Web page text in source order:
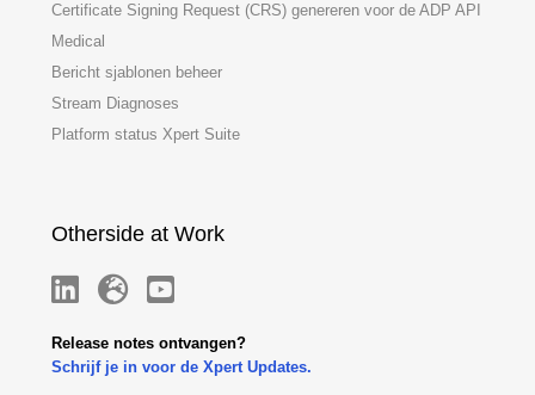
Certificate Signing Request (CRS) genereren voor de ADP API
Medical
Bericht sjablonen beheer
Stream Diagnoses
Platform status Xpert Suite
Otherside at Work
Release notes ontvangen?
Schrijf je in voor de Xpert Updates.